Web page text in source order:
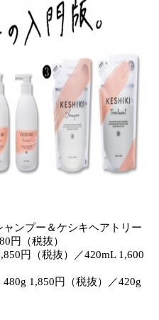
ンプー＆ケシキヘアトリー
円（税抜）
円（税抜）／420mL 1,600
1,850円（税抜）／420g